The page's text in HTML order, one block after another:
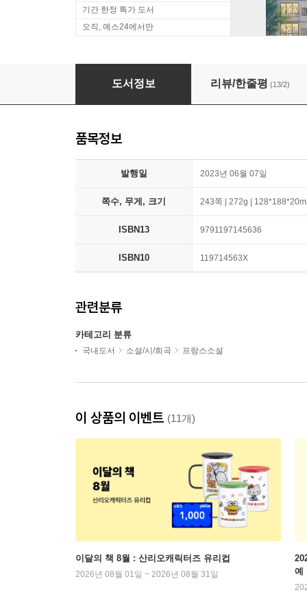
기간 한정 특가 도서
오직, 예스24에서만
유해한 남자
도서정보 리뷰/한줄평 (13/2)
품목정보
발행일 2023년 06월 07일
쪽수, 무게, 크기 243쪽 | 272g |
ISBN13 9791197145636
ISBN10 119714563X
관련분류
카테고리 분류
국내도서 소설/시/희곡 프랑스소설
이 상품의 이벤트 (11개)
이달의 책 8월 : 산리오캐릭터즈 유리컵
2026년 08월 01일 ~ 2026년 08월 31일
예